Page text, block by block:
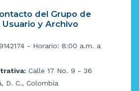
del Grupo de
y Archivo
- Horario: 8:00 a.m. a
Calle 17 No. 9 - 36
D. C., Colombia